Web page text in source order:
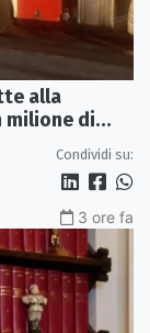
alla
milione di
Condividi su:
3 ore fa